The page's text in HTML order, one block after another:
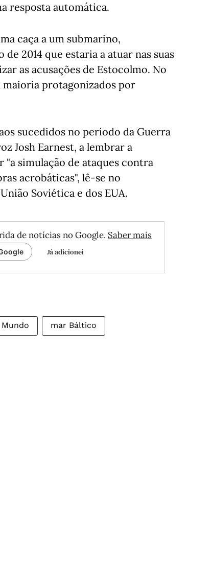
resposta automática.
caça a um submarino,
2014 que estaria a atuar nas suas
as acusações de Estocolmo. No
maioria protagonizados por
sucedidos no período da Guerra
Josh Earnest, a lembrar a
simulação de ataques contra
acrobáticas", lê-se no
Soviética e dos EUA.
de notícias no Google. Saber mais
Já adicionei
Mundo mar Báltico